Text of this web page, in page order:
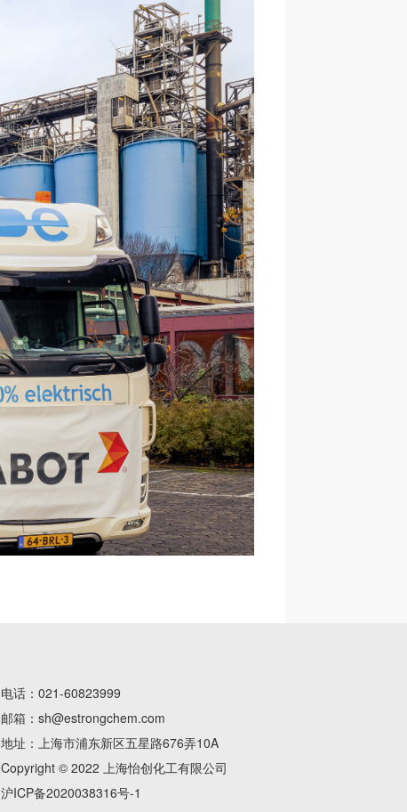
电话： 021-60823999
邮箱： sh@estrongchem.com
地址：上海市浦东新区五星路676弄10A
Copyright © 2022 上海怡创化工有限公司
沪ICP备2020038316号-1